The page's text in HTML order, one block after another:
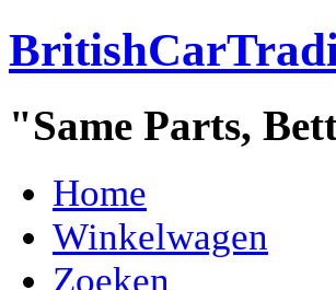
"Same Parts,
Home
Winkelwagen
Zoeken